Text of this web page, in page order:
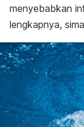
menyebabkan
lengkapnya,